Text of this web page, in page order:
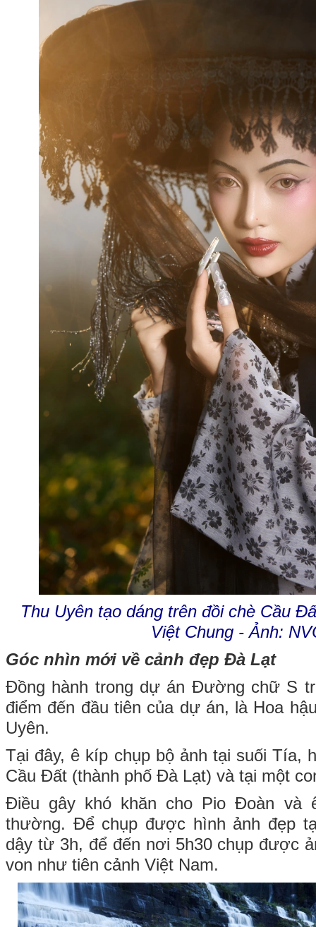
Thu Uyên tạo dáng trên đồi chè Cầu
Việt Chung - Ảnh:
Góc nhìn mới về cảnh đẹp Đà Lạt
Đồng hành trong dự án Đường chữ S
điểm đến đầu tiên của dự án, là Hoa
Uyên.
Tại đây, ê kíp chụp bộ ảnh tại suối Tía,
Cầu Đất (thành phố Đà Lạt) và tại một
Điều gây khó khăn cho Pio Đoàn và
thường. Để chụp được hình ảnh đẹp
dậy từ 3h, để đến nơi 5h30 chụp được
von như tiên cảnh Việt Nam.